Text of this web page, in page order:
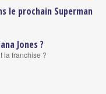
le prochain Superman
Jones ?
la franchise ?